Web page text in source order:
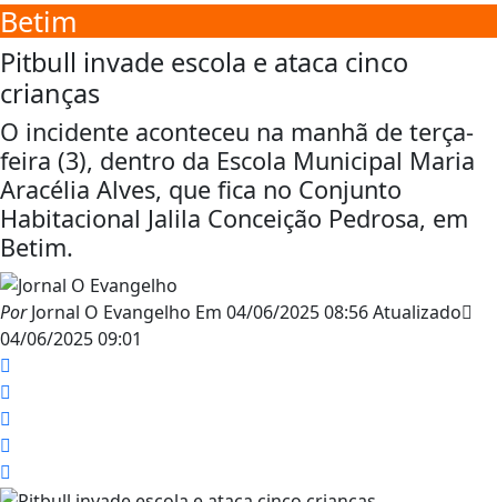
Betim
Pitbull invade escola e ataca cinco
crianças
O incidente aconteceu na manhã de terça-
feira (3), dentro da Escola Municipal Maria
Aracélia Alves, que fica no Conjunto
Habitacional Jalila Conceição Pedrosa, em
Betim.
PorJornal O Evangelho Em 04/06/2025 08:56Atualizado
04/06/2025 09:01